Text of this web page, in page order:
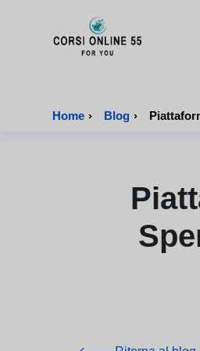
Home › Blog ›